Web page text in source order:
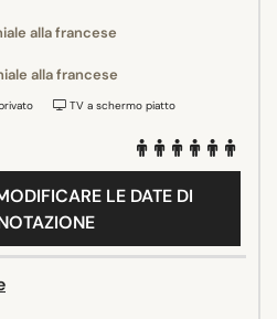
alla francese
alla francese
TV a schermo piatto
LE DATE DI